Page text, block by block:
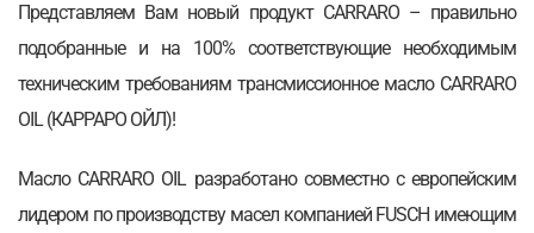
Представляем Вам новый продукт CARRARO – правильно
подобранные и на 100% соответствующие необходимым
техническим требованиям трансмиссионное масло CARRARO
OIL (КАРРАРО ОЙЛ)!
Масло CARRARO OIL разработано совместно с европейским
лидером по производству масел компанией FUSCH имеющим